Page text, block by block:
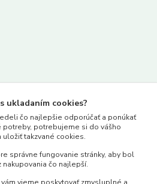
ukladaním cookies?
čo najlepšie odporúčať a ponúkať
potreby, potrebujeme si do vášho
uložiť takzvané cookies.
správne fungovanie stránky, aby bol
nakupovania čo najlepší.